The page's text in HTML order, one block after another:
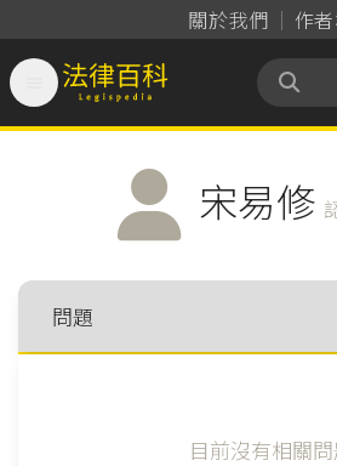
關於我們 作
法律百科 Legispedia
宋易修
目前沒有相關